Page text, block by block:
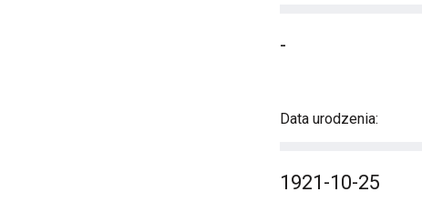
-
Data urodzenia:
1921-10-25